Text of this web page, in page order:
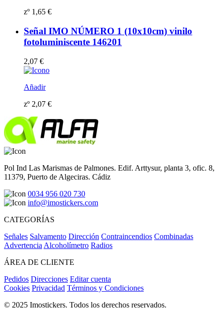
zº 1,65 €
Señal IMO NÚMERO 1 (10x10cm) vinilo
fotoluminiscente 146201
2,07 €
Añadir
zº 2,07 €
Pol Ind Las Marismas de Palmones. Edif. Arttysur, planta 3, ofic. 8,
11379, Puerto de Algeciras. Cádiz
0034 956 020 730
info@imostickers.com
CATEGORÍAS
Señales Salvamento Dirección Contraincendios Combinadas
Advertencia Alcoholímetro Radios
ÁREA DE CLIENTE
Pedidos Direcciones Editar cuenta
Cookies Privacidad Términos y Condiciones
© 2025 Imostickers. Todos los derechos reservados.